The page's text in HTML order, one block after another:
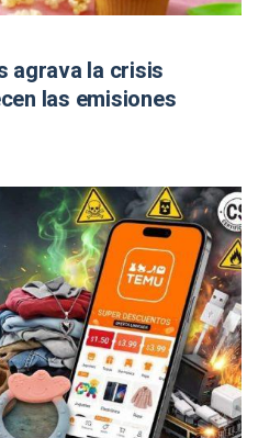
agrava la crisis
las emisiones